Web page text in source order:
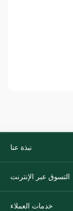
نبذة عنا
التسوق عبر الإنترنت
خدمات العملاء